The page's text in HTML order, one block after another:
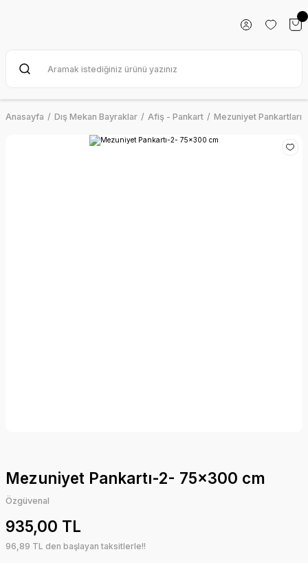
Anasayfa Dış Mekan Bayraklar Afiş - Pankart Mezuniyet Pankartları
Mezuniyet Pankartı-2- 75x300 cm
Özgüvenal
935,00 TL
96,89 TL den başlayan taksitlerle!!